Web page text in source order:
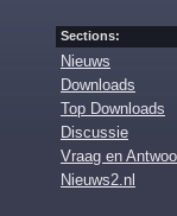
Sections:
Nieuws
Downloads
Top Downloads
Discussie
Vraag en
Nieuws2.nl